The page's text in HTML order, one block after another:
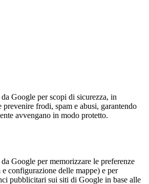
Google per scopi di sicurezza, in
prevenire frodi, spam e abusi, garantendo
avvengano in modo protetto.
Google per memorizzare le preferenze
configurazione delle mappe) e per
pubblicitari sui siti di Google in base alle